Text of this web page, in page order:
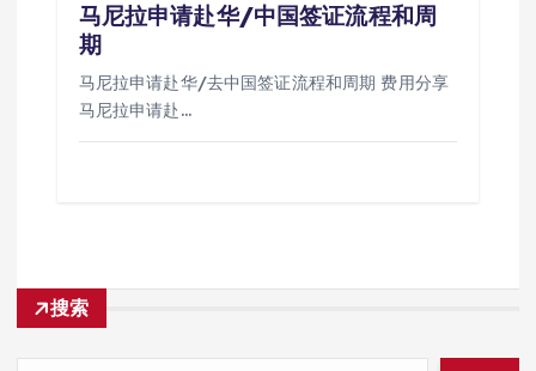
马尼拉申请赴华/中国签证流程和周
期
马尼拉申请赴华/去中国签证流程和周期 费用分享
马尼拉申请赴…
搜索